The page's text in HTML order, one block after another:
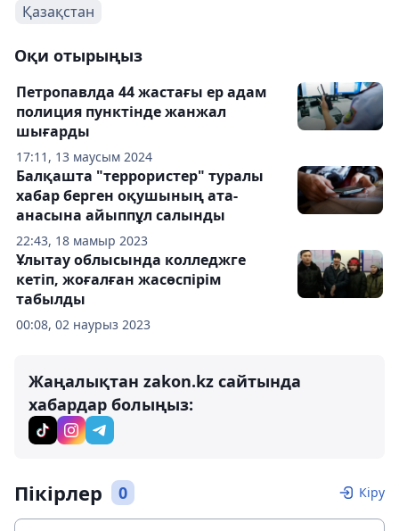
Қазақстан
Оқи отырыңыз
17:11, 13 маусым 2024
Петропавлда 44 жастағы ер адам
полиция пунктінде жанжал
шығарды
22:43, 18 мамыр 2023
Балқашта "террористер" туралы
хабар берген оқушының ата-
анасына айыппұл салынды
00:08, 02 наурыз 2023
Ұлытау облысында колледжге
кетіп, жоғалған жасөспірім
табылды
Жаңалықтан zakon.kz сайтында
хабардар болыңыз:
Пікірлер 0 Кіру